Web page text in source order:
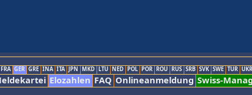
FRA GER GRE INA ITA JPN MKD LTU NED POL POR ROU RUS SRB SVK SWE TUR UKR
Elozahlen FAQ Onlineanmeldung Swiss-